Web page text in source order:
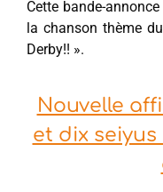
Cette bande-
la chanson thème
Derby!! ».
Nouvelle
et dix